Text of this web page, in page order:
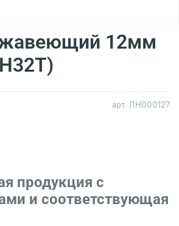
арт. ЛН000127
12мм
продукция с
и соответствующая